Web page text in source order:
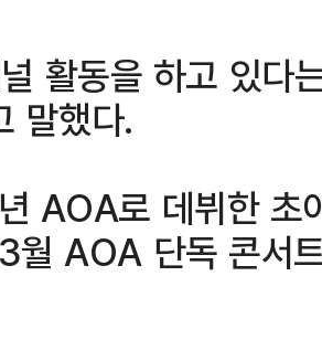
활동을 하고 있다
말했다.
AOA로 데뷔한 초
AOA 단독 콘서